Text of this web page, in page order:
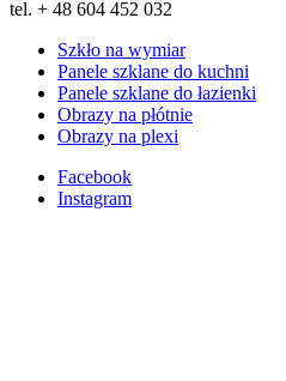
tel. + 48 604 452 032
Szkło na wymiar
Panele szklane do kuchni
Panele szklane do łazienki
Obrazy na płótnie
Obrazy na plexi
Facebook
Instagram